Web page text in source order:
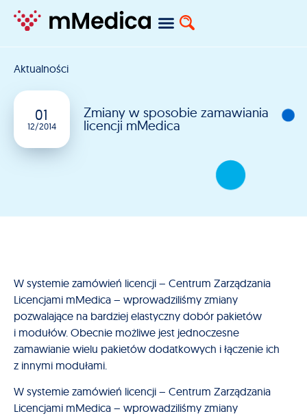
Aktualności
01
12/2014
Zmiany w sposobie zamawiania
licencji mMedica
W systemie zamówień licencji – Centrum Zarządzania
Licencjami mMedica – wprowadziliśmy zmiany
pozwalające na bardziej elastyczny dobór pakietów
i modułów. Obecnie możliwe jest jednoczesne
zamawianie wielu pakietów dodatkowych i łączenie ich
z innymi modułami.
W systemie zamówień licencji – Centrum Zarządzania
Licencjami mMedica – wprowadziliśmy zmiany